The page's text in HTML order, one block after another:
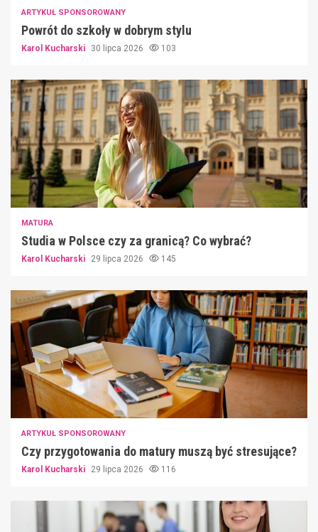
ARTYKUŁ SPONSOROWANY
Powrót do szkoły w dobrym stylu
Karol Kucharski 30 lipca 2026 103
MATURA
Studia w Polsce czy za granicą? Co wybrać?
Karol Kucharski 29 lipca 2026 145
ARTYKUŁ SPONSOROWANY
Czy przygotowania do matury muszą być stresujące?
Karol Kucharski 29 lipca 2026 116